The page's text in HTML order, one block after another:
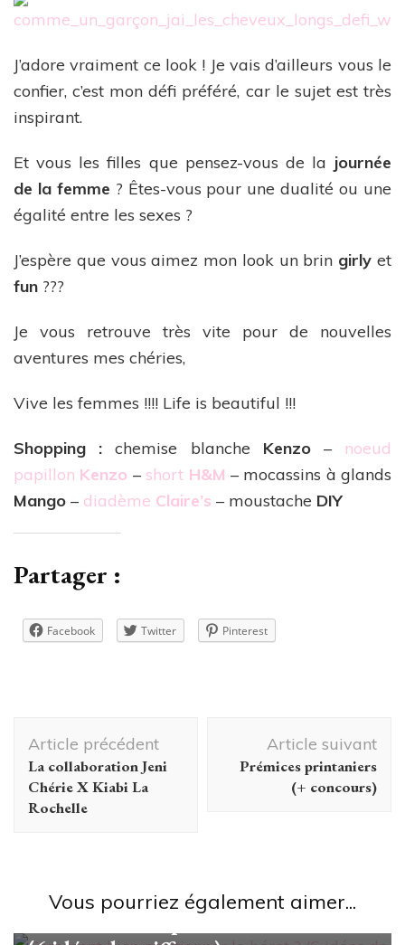
J’adore vraiment ce look ! Je vais d’ailleurs vous le
confier, c’est mon défi préféré, car le sujet est très
inspirant.
Et vous les filles que pensez-vous de la journée
de la femme ? Êtes-vous pour une dualité ou une
égalité entre les sexes ?
J’espère que vous aimez mon look un brin girly et
fun ???
Je vous retrouve très vite pour de nouvelles
aventures mes chéries,
Vive les femmes !!!! Life is beautiful !!!
Shopping : chemise blanche Kenzo– noeud
papillon Kenzo –short H&M – mocassins à glands
Mango – diadème Claire’s – moustache DIY
Partager :
Facebook Twitter Pinterest
Navigation
d'article
Article précédent
La collaboration Jeni
Chérie X Kiabi La
Rochelle
Article suivant
Prémices printaniers
(+ concours)
Vous pourriez également aimer...
Looks/Conseils
Comment bien positionner le béret ?